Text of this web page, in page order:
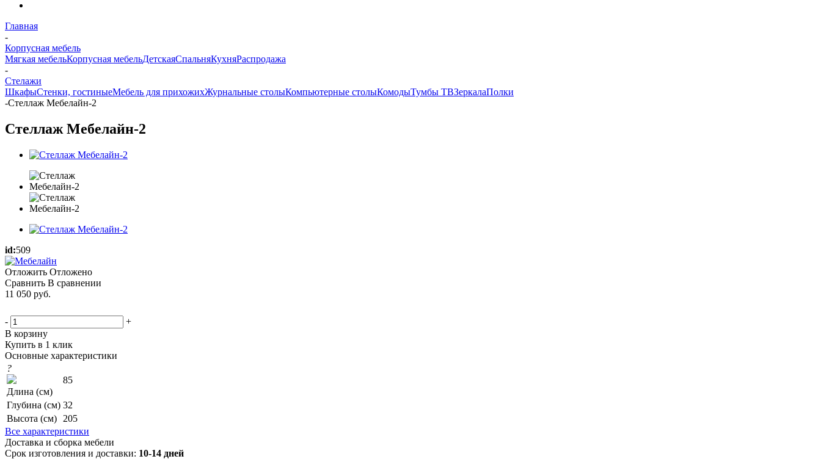
Главная
-
Корпусная мебель
Мягкая мебельКорпусная мебельДетскаяСпальняКухняРаспродажа
-
Стелажи
ШкафыСтенки, гостиныеМебель для прихожихЖурнальные столыКомпьютерные столыКомодыТумбы ТВЗеркалаПолки
-Стеллаж Мебелайн-2
Стеллаж Мебелайн-2
id:509
Отложить Отложено
Сравнить В сравнении
11 050 руб.
-
+
В корзину
Купить в 1 клик
Основные характеристики
?
Длина (см)
85
Глубина (см) 32
Высота (см)
205
Все характеристики
Доставка и сборка мебели
Срок изготовления и доставки: 10-14 дней